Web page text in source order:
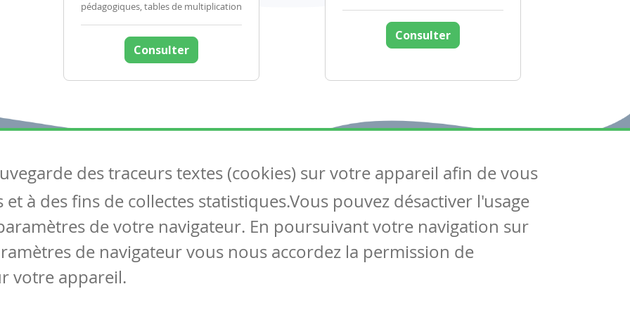
pédagogiques, tables de multiplication
Consulter
Consulter
Articles
Tous les articles
Articles DYS
Circulaires
Suivez-nous
Contactez-nous
Soutien scolaire
des traceurs textes (cookies) sur votre appareil afin de vous
à des fins de collectes statistiques.Vous pouvez désactiver l'usage
de votre navigateur. En poursuivant votre navigation sur
de navigateur vous nous accordez la permission de
votre appareil.